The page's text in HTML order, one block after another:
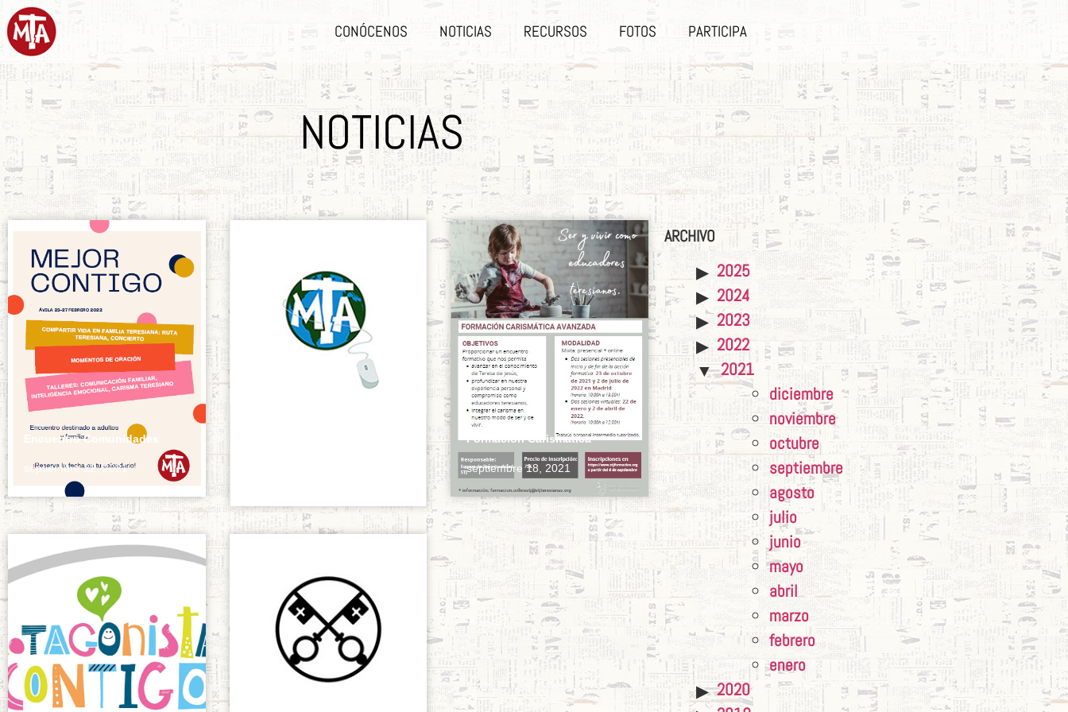
CONÓCENOS NOTICIAS RECURSOS FOTOS PARTICIPA
NOTICIAS
Encuentro Comunidades
septiembre 22, 2021
Formación Carismática
septiembre 18, 2021
ARCHIVO
2025
2024
2023
2022
2021
diciembre
noviembre
octubre
septiembre
agosto
julio
junio
mayo
abril
marzo
febrero
enero
2020